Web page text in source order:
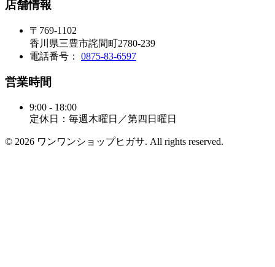
店舗情報
〒769-1102
香川県三豊市詫間町2780-239
電話番号： 0875-83-6597
営業時間
9:00 - 18:00
定休日：毎週木曜日／第四日曜日
© 2026 ワンワンショップヒガサ. All rights reserved.